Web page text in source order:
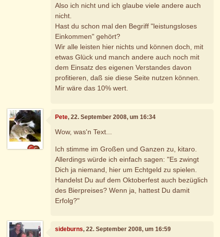
Also ich nicht und ich glaube viele andere auch
nicht.
Hast du schon mal den Begriff "leistungsloses
Einkommen" gehört?
Wir alle leisten hier nichts und können doch, mit
etwas Glück und manch andere auch noch mit
dem Einsatz des eigenen Verstandes davon
profitieren, daß sie diese Seite nutzen können.
Mir wäre das 10% wert.
Pete, 22. September 2008, um 16:34
Wow, was'n Text...
Ich stimme im Großen und Ganzen zu, kitaro.
Allerdings würde ich einfach sagen: "Es zwingt
Dich ja niemand, hier um Echtgeld zu spielen.
Handelst Du auf dem Oktoberfest auch bezüglich
des Bierpreises? Wenn ja, hattest Du damit
Erfolg?"
sideburns, 22. September 2008, um 16:59